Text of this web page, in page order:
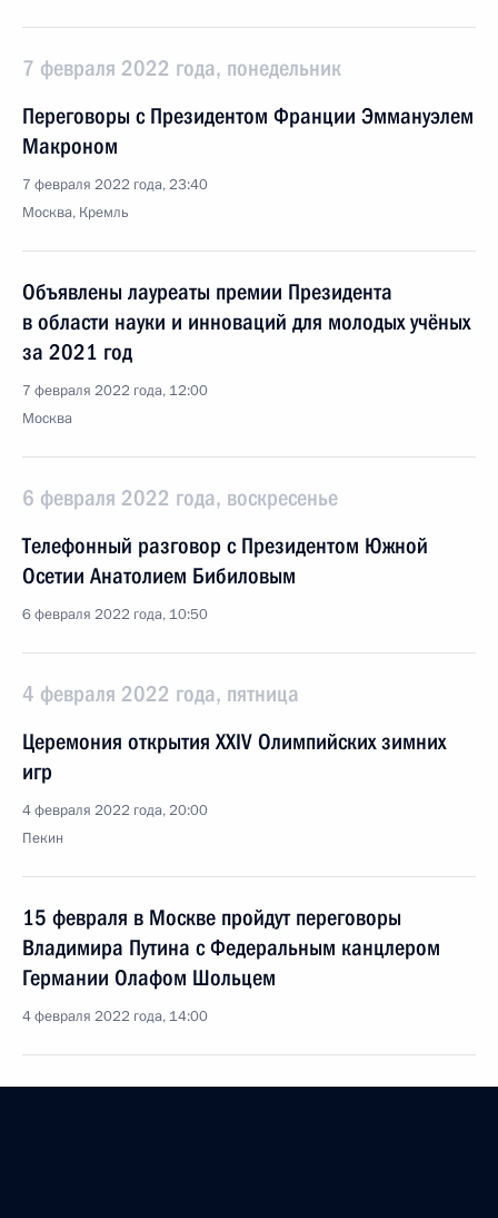
7 февраля 2022 года, понедельник
Переговоры с Президентом Франции Эммануэлем
Макроном
7 февраля 2022 года, 23:40
Москва, Кремль
Объявлены лауреаты премии Президента
в области науки и инноваций для молодых учёных
за 2021 год
7 февраля 2022 года, 12:00
Москва
6 февраля 2022 года, воскресенье
Телефонный разговор с Президентом Южной
Осетии Анатолием Бибиловым
6 февраля 2022 года, 10:50
4 февраля 2022 года, пятница
Церемония открытия XXIV Олимпийских зимних
игр
4 февраля 2022 года, 20:00
Пекин
15 февраля в Москве пройдут переговоры
Владимира Путина с Федеральным канцлером
Германии Олафом Шольцем
4 февраля 2022 года, 14:00
Российско-китайские переговоры